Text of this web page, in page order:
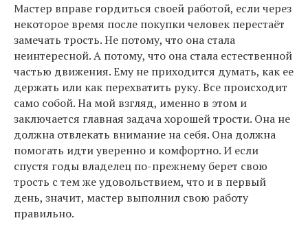
Мастер вправе гордиться своей работой, если через
некоторое время после покупки человек перестаёт
замечать трость. Не потому, что она стала
неинтересной. А потому, что она стала естественной
частью движения. Ему не приходится думать, как ее
держать или как перехватить руку. Все происходит
само собой. На мой взгляд, именно в этом и
заключается главная задача хорошей трости. Она не
должна отвлекать внимание на себя. Она должна
помогать идти уверенно и комфортно. И если
спустя годы владелец по-прежнему берет свою
трость с тем же удовольствием, что и в первый
день, значит, мастер выполнил свою работу
правильно.